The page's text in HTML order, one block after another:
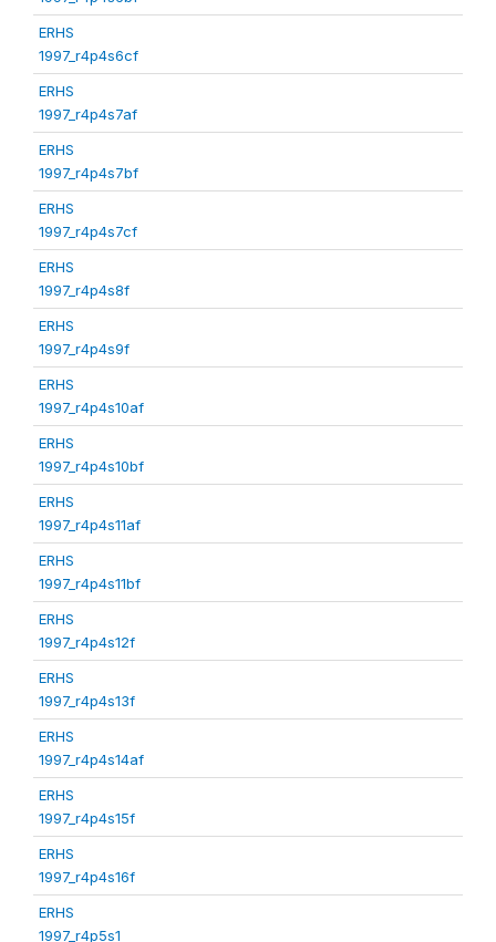
ERHS
1997_r4p4s6cf
ERHS
1997_r4p4s7af
ERHS
1997_r4p4s7bf
ERHS
1997_r4p4s7cf
ERHS
1997_r4p4s8f
ERHS
1997_r4p4s9f
ERHS
1997_r4p4s10af
ERHS
1997_r4p4s10bf
ERHS
1997_r4p4s11af
ERHS
1997_r4p4s11bf
ERHS
1997_r4p4s12f
ERHS
1997_r4p4s13f
ERHS
1997_r4p4s14af
ERHS
1997_r4p4s15f
ERHS
1997_r4p4s16f
ERHS
1997_r4p5s1